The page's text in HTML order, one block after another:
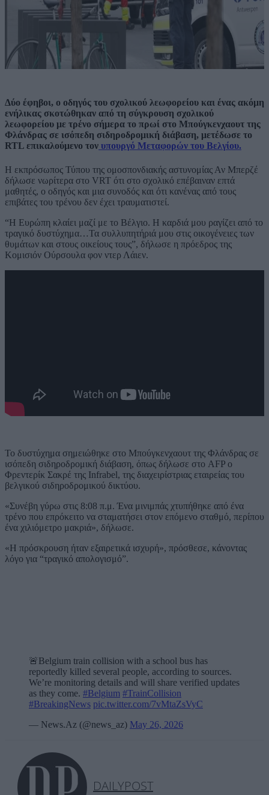
Δύο έφηβοι, ο οδηγός του σχολικού λεωφορείου και ένας ακόμη
ενήλικας σκοτώθηκαν από τη σύγκρουση σχολικού
λεωφορείου με τρένο σήμερα το πρωί στο Μπούγκενχαουτ της
Φλάνδρας σε ισόπεδη σιδηροδρομική διάβαση, μετέδωσε το
RTL επικαλούμενο τον υπουργό Μεταφορών του Βελγίου.
Η εκπρόσωπος Τύπου της ομοσπονδιακής αστυνομίας Αν Μπερζέ
δήλωσε νωρίτερα στο VRT ότι στο σχολικό επέβαιναν επτά
μαθητές, ο οδηγός και μια συνοδός και ότι κανένας από τους
επιβάτες του τρένου δεν έχει τραυματιστεί.
“Η Ευρώπη κλαίει μαζί με το Βέλγιο. Η καρδιά μου ραγίζει από το
τραγικό δυστύχημα…Τα συλλυπητήριά μου στις οικογένειες των
θυμάτων και στους οικείους τους”, δήλωσε η πρόεδρος της
Κομισιόν Ούρσουλα φον ντερ Λάιεν.
Το δυστύχημα σημειώθηκε στο Μπούγκενχαουτ της Φλάνδρας σε
ισόπεδη σιδηροδρομική διάβαση, όπως δήλωσε στο AFP ο
Φρεντερίκ Σακρέ της Infrabel, της διαχειρίστριας εταιρείας του
βελγικού σιδηροδρομικού δικτύου.
«Συνέβη γύρω στις 8:08 π.μ. Ένα μινιμπάς χτυπήθηκε από ένα
τρένο που επρόκειτο να σταματήσει στον επόμενο σταθμό, περίπου
ένα χιλιόμετρο μακριά», δήλωσε.
«Η πρόσκρουση ήταν εξαιρετικά ισχυρή», πρόσθεσε, κάνοντας
λόγο για “τραγικό απολογισμό”.
🚨Belgium train collision with a school bus has
reportedly killed several people, according to sources.
We’re monitoring details and will share verified updates
as they come. #Belgium #TrainCollision
#BreakingNews pic.twitter.com/7vMtaZsVyC
— News.Az (@news_az) May 26, 2026
DAILYPOST